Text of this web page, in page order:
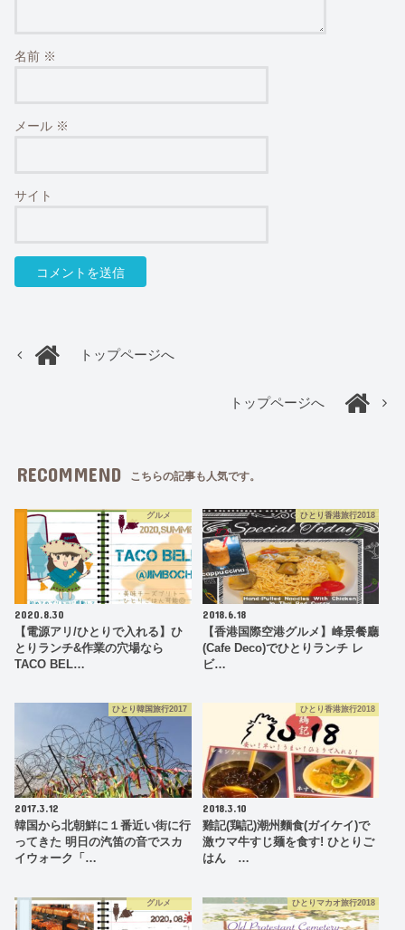
名前 ※
メール ※
サイト
トップページへ
トップページへ
RECOMMEND こちらの記事も人気です。
グルメ
2020.8.30
【電源アリ/ひとりで入れる】ひ
とりランチ&作業の穴場なら
TACO BEL…
ひとり香港旅行2018
2018.6.18
【香港国際空港グルメ】峰景餐廳
(Cafe Deco)でひとりランチ レ
ビ…
ひとり韓国旅行2017
2017.3.12
韓国から北朝鮮に１番近い街に行
ってきた 明日の汽笛の音でスカ
イウォーク「…
ひとり香港旅行2018
2018.3.10
雞記(鶏記)潮州麵食(ガイケイ)で
激ウマ牛すじ麺を食す! ひとりご
はん …
グルメ ひとりマカオ旅行2018